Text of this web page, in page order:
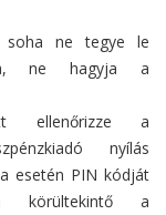
soha ne tegye le
ne hagyja a
ellenőrizze a
nyílás
esetén PIN kódját
a